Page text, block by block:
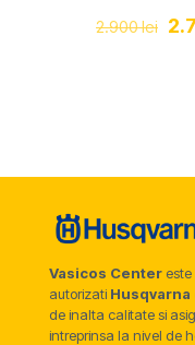
2.900lei
Vasicos Center
autorizati Husqvarna
de inalta calitate si
intreprinsa la nivel de